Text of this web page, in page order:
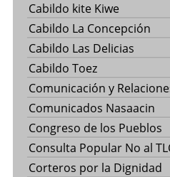
Cabildo kite Kiwe
Cabildo La Concepción
Cabildo Las Delicias
Cabildo Toez
Comunicación y
Comunicados Nasaacin
Congreso de los Pueblos
Consulta Popular No al
Corteros por la Dignidad